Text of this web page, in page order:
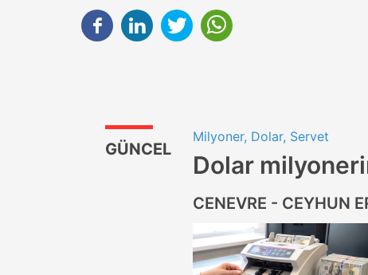
GÜNCEL
Milyoner, Dolar, Servet
Dolar
CENEVRE - CEYHUN